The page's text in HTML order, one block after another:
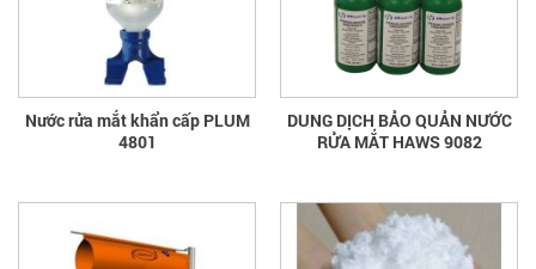
Nước rửa mắt khẩn cấp PLUM
4801
DUNG DỊCH BẢO QUẢN NƯỚC
RỬA MẮT HAWS 9082